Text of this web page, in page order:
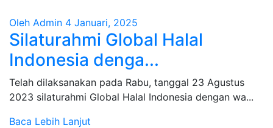
Oleh Admin 4 Januari, 2025
Silaturahmi Global Halal
Indonesia denga...
Telah dilaksanakan pada Rabu, tanggal 23 Agustus
2023 silaturahmi Global Halal Indonesia dengan wa...
Baca Lebih Lanjut